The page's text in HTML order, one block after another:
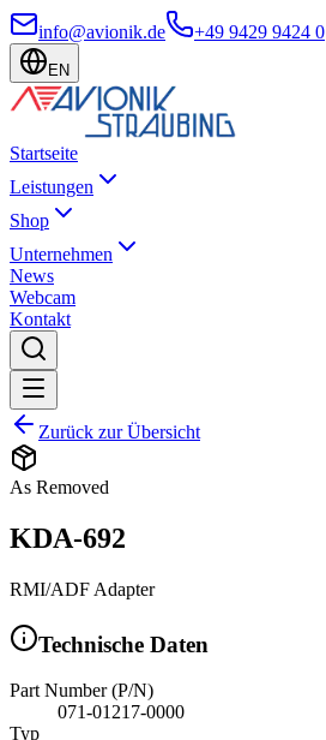
info@avionik.de +49 9429 9424 0
EN
Startseite
Leistungen
Shop
Unternehmen
News
Webcam
Kontakt
Zurück zur Übersicht
As Removed
KDA-692
RMI/ADF Adapter
Technische Daten
Part Number (P/N)
071-01217-0000
Typ